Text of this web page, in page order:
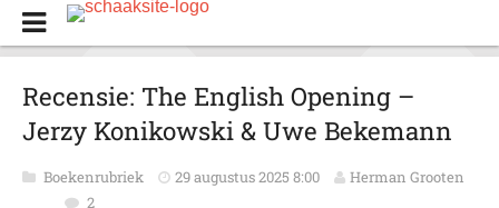
Recensie: The English Opening –
Jerzy Konikowski & Uwe Bekemann
Boekenrubriek 29 augustus 2025 8:00
Herman Grooten
2